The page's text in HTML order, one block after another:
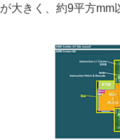
が大きく、約9平方mm